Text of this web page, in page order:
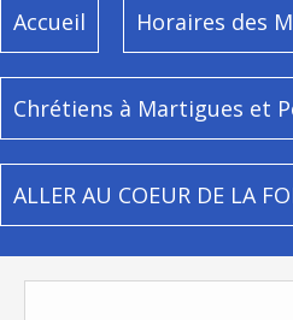
Accueil Horaires des
Chrétiens à Martigues et
ALLER AU COEUR DE LA